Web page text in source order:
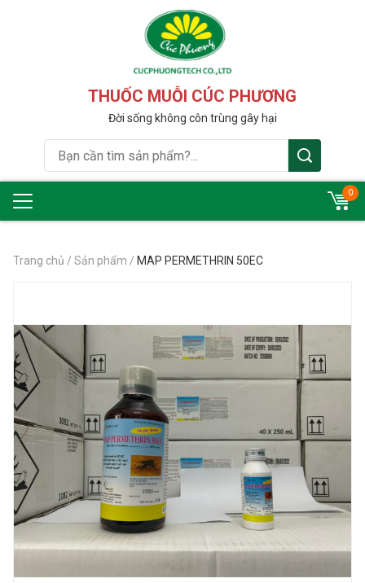
THUỐC MUỖI CÚC PHƯƠNG
Đời sống không côn trùng gây hại
0
Trang chủ / Sản phẩm / MAP PERMETHRIN 50EC